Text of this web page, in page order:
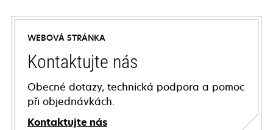
WEBOVÁ STRÁNKA
Kontaktujte nás
Obecné dotazy, technická podpora a pomoc
při objednávkách.
Kontaktujte nás